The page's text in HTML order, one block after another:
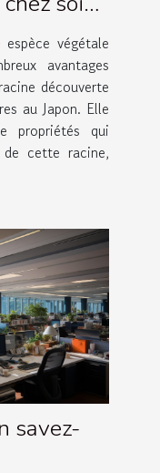
végétale
avantages
découverte
au Japon. Elle
propriétés qui
cette racine,
savez-